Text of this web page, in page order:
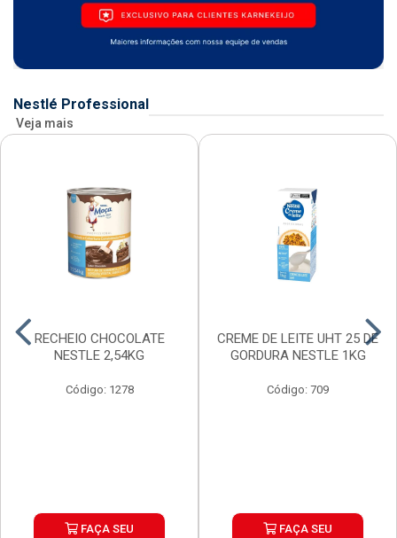
Nestlé Professional
Veja mais
RECHEIO CHOCOLATE
NESTLE 2,54KG
Código: 1278
FAÇA SEU
CREME DE LEITE UHT 25 DE
GORDURA NESTLE 1KG
Código: 709
FAÇA SEU